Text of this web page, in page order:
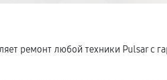
ремонт любой техники Pulsar c